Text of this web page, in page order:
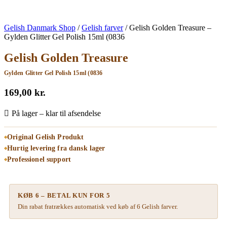
Gelish Danmark Shop /Gelish farver/Gelish Golden Treasure –
Gylden Glitter Gel Polish 15ml (0836
Gelish Golden Treasure
Gylden Glitter Gel Polish 15ml (0836
169,00 kr.
På lager – klar til afsendelse
Original Gelish Produkt
Hurtig levering fra dansk lager
Professionel support
KØB 6 – BETAL KUN FOR 5
Din rabat fratrækkes automatisk ved køb af 6 Gelish farver.